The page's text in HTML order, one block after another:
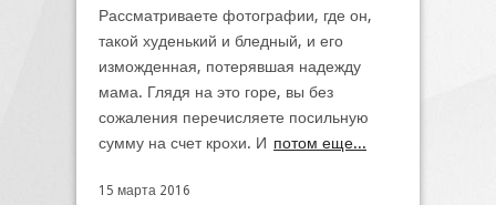
Рассматриваете фотографии, где он,
такой худенький и бледный, и его
изможденная, потерявшая надежду
мама. Глядя на это горе, вы без
сожаления перечисляете посильную
сумму на счет крохи. И потом еще...
15 марта 2016